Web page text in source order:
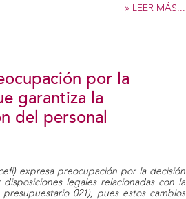
» LEER MÁS...
por la
garantiza la
del personal
expresa preocupación por la decisión
legales relacionadas con la
021), pues estos cambios